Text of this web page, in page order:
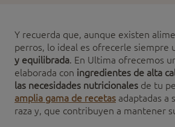
Y recuerda que, aunque existen
perros, lo ideal es ofrecerle siempre
y equilibrada. En Ultima ofrecemos
elaborada con ingredientes de alta
las necesidades nutricionales de tu
amplia gama de recetas adaptadas a
raza y, que contribuyen a mantener